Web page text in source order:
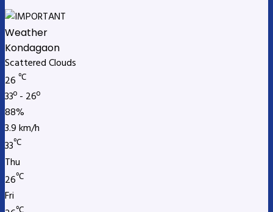
Weather
Kondagaon
Scattered Clouds
26 ℃
33º - 26º
88%
3.9 km/h
33℃
Thu
26℃
Fri